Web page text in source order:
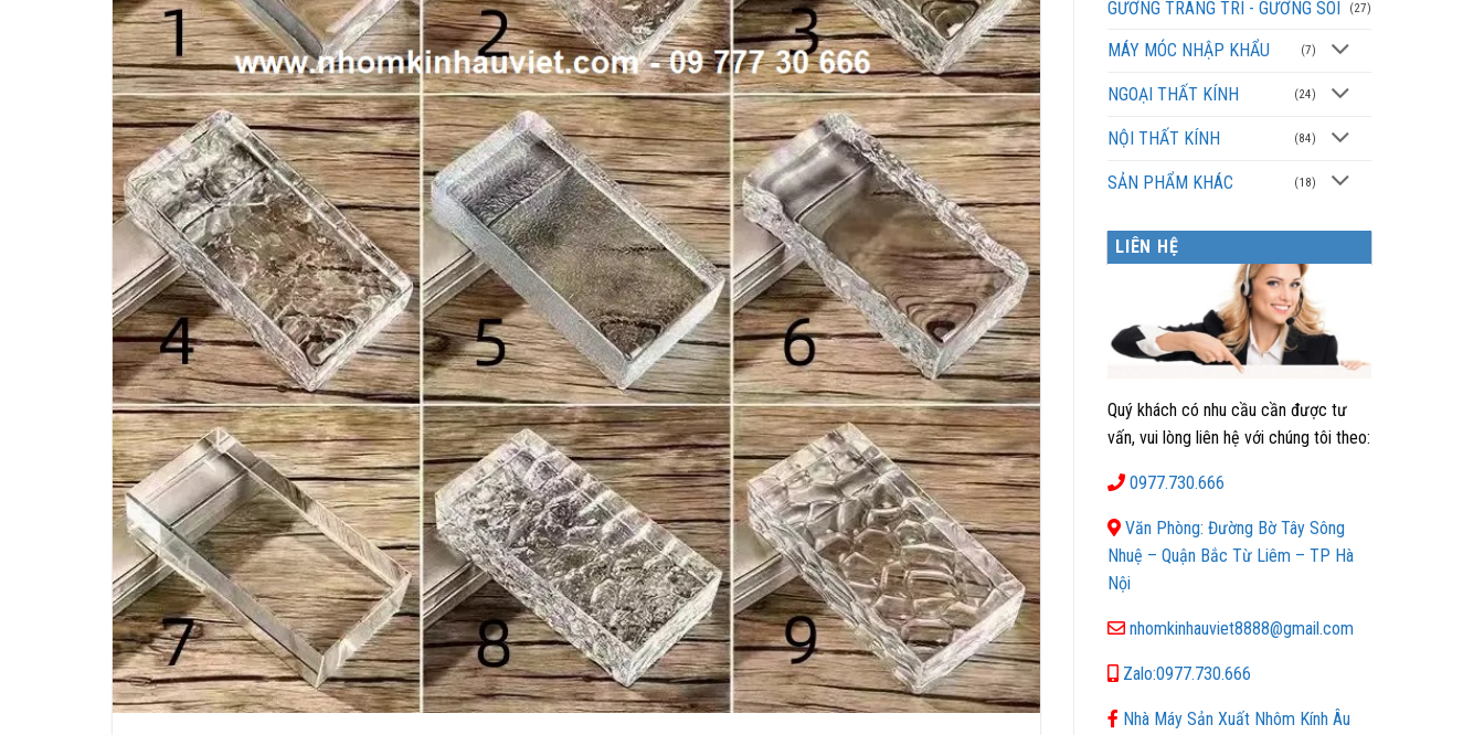
GƯƠNG TRANG TRÍ - GƯƠNG SOI (27)
MÁY MÓC NHẬP KHẨU (7)
NGOẠI THẤT KÍNH (24)
NỘI THẤT KÍNH (84)
SẢN PHẨM KHÁC (18)
LIÊN HỆ
Quý khách có nhu cầu cần được tư
vấn, vui lòng liên hệ với chúng tôi theo:
0977.730.666
Văn Phòng: Đường Bờ Tây Sông
Nhuệ – Quận Bắc Từ Liêm – TP Hà
Nội
nhomkinhauviet8888@gmail.com
Zalo:0977.730.666
Nhà Máy Sản Xuất Nhôm Kính Âu